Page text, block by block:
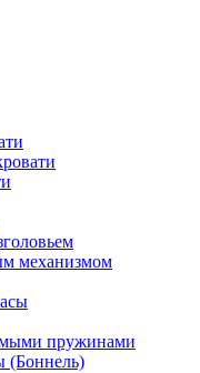
механизмом
пружинами
(Боннель)